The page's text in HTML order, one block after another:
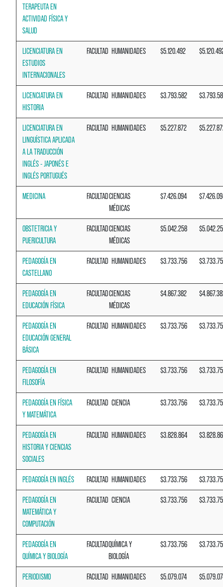
TERAPEUTA EN
ACTIVIDAD FÍSICA Y
SALUD
LICENCIATURA EN
ESTUDIOS
INTERNACIONALES
FACULTAD HUMANIDADES $5.120.492
LICENCIATURA EN
HISTORIA
FACULTAD HUMANIDADES $3.793.582
LICENCIATURA EN
LINGUÍSTICA APLICADA
A LA TRADUCCIÓN
INGLÉS - JAPONÉS E
INGLÉS PORTUGUÉS
FACULTAD HUMANIDADES $5.227.872
MEDICINA FACULTADCIENCIAS
MÉDICAS
$7.426.094
OBSTETRICIA Y
PUERICULTURA
FACULTADCIENCIAS
MÉDICAS
$5.042.258
PEDAGOGÍA EN
CASTELLANO
FACULTAD HUMANIDADES $3.733.756
PEDAGOGÍA EN
EDUCACIÓN FÍSICA
FACULTADCIENCIAS
MÉDICAS
$4.867.382
PEDAGOGÍA EN
EDUCACIÓN GENERAL
BÁSICA
FACULTAD HUMANIDADES $3.733.756
PEDAGOGÍA EN
FILOSOFÍA
FACULTAD HUMANIDADES $3.733.756
PEDAGOGÍA EN FÍSICA
Y MATEMÁTICA
FACULTAD CIENCIA $3.733.756
PEDAGOGÍA EN
HISTORIA Y CIENCIAS
SOCIALES
FACULTAD HUMANIDADES $3.828.864
PEDAGOGÍA EN INGLÉS FACULTAD HUMANIDADES $3.733.756
PEDAGOGÍA EN
MATEMÁTICA Y
COMPUTACIÓN
FACULTAD CIENCIA $3.733.756
PEDAGOGÍA EN
QUÍMICA Y BIOLOGÍA
FACULTADQUÍMICA Y
BIOLOGÍA
$3.733.756
PERIODISMO FACULTAD HUMANIDADES $5.079.074